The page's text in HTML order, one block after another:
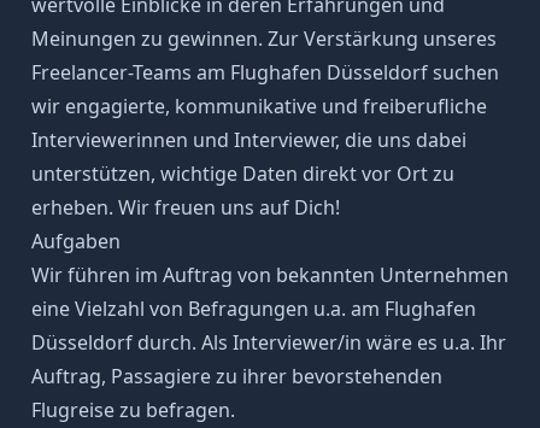
Meinungen zu gewinnen. Zur Verstärkung unseres
Freelancer-Teams am Flughafen Düsseldorf suchen
wir engagierte, kommunikative und freiberufliche
Interviewerinnen und Interviewer, die uns dabei
unterstützen, wichtige Daten direkt vor Ort zu
erheben. Wir freuen uns auf Dich!
Aufgaben
Wir führen im Auftrag von bekannten Unternehmen
eine Vielzahl von Befragungen u.a. am Flughafen
Düsseldorf durch. Als Interviewer/in wäre es u.a. Ihr
Auftrag, Passagiere zu ihrer bevorstehenden
Flugreise zu befragen.